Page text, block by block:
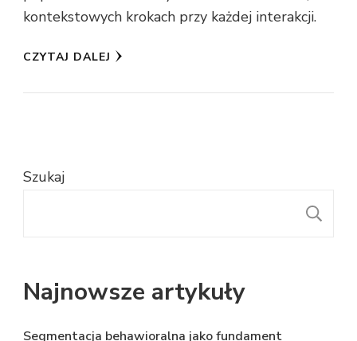
kontekstowych krokach przy każdej interakcji.
CZYTAJ DALEJ
Szukaj
Najnowsze artykuły
Segmentacja behawioralna jako fundament